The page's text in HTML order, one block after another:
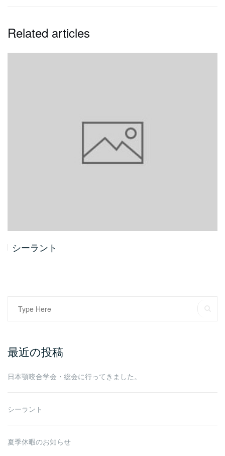
Related articles
シーラント
Search
最近の投稿
日本顎咬合学会・総会に行ってきました。
シーラント
夏季休暇のお知らせ